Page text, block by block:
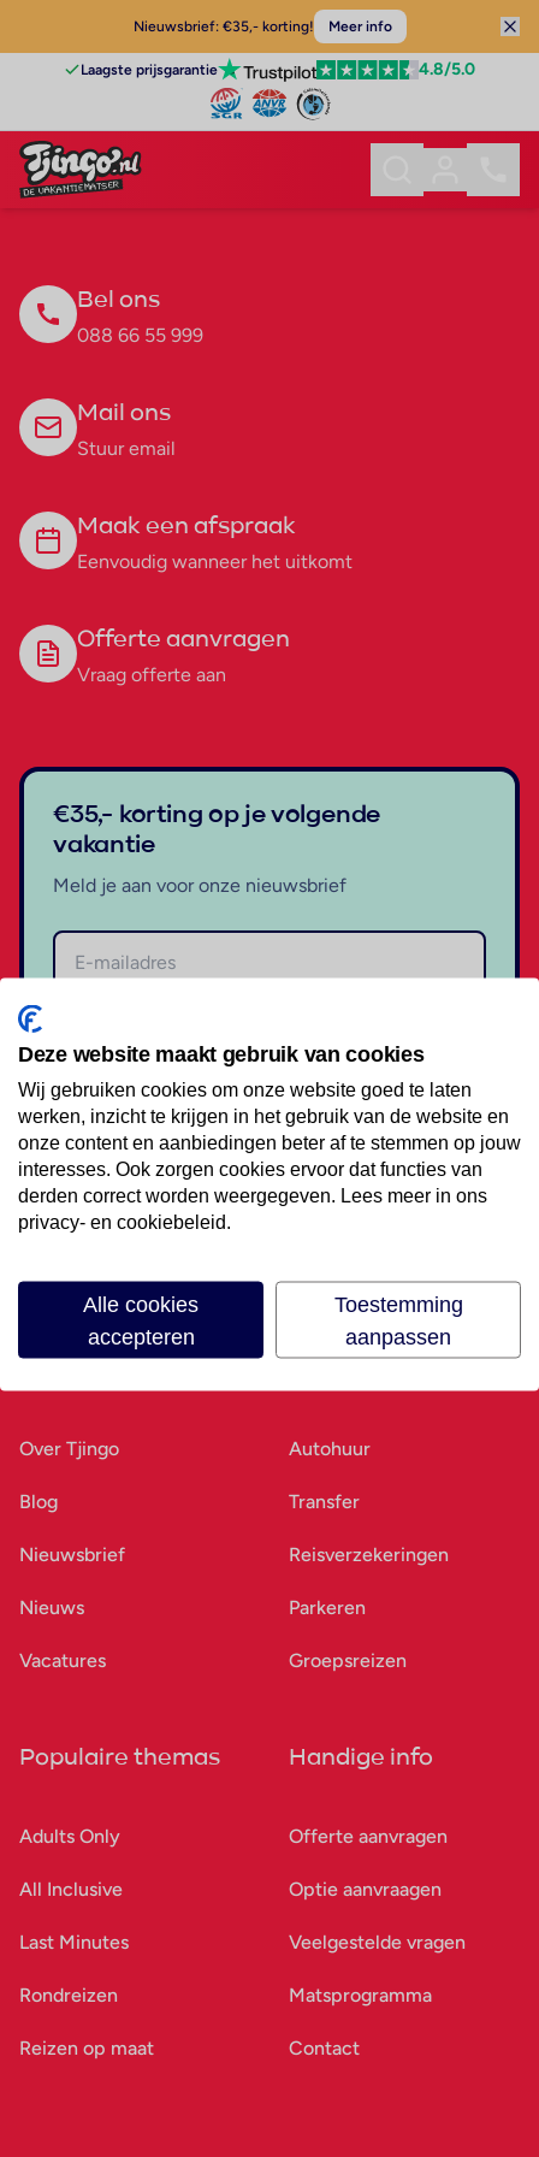
Nieuwsbrief: €35,- korting! Meer info
Laagste prijsgarantie 4.8/5.0
Bel ons
088 66 55 999
Mail ons
Stuur email
Maak een afspraak
Eenvoudig wanneer het uitkomt
Offerte aanvragen
Vraag offerte aan
€35,- korting op je volgende
vakantie
Meld je aan voor onze nieuwsbrief
Volg ons op social media
Over Tjingo
Blog
Nieuwsbrief
Nieuws
Vacatures
Autohuur
Transfer
Reisverzekeringen
Parkeren
Groepsreizen
Populaire themas
Adults Only
All Inclusive
Last Minutes
Rondreizen
Reizen op maat
Handige info
Offerte aanvragen
Optie aanvraagen
Veelgestelde vragen
Matsprogramma
Contact
Deze website maakt gebruik van cookies
Wij gebruiken cookies om onze website goed te laten
werken, inzicht te krijgen in het gebruik van de website en
onze content en aanbiedingen beter af te stemmen op jouw
interesses. Ook zorgen cookies ervoor dat functies van
derden correct worden weergegeven. Lees meer in ons
privacy- en cookiebeleid.
Alle cookies
accepteren
Toestemming
aanpassen